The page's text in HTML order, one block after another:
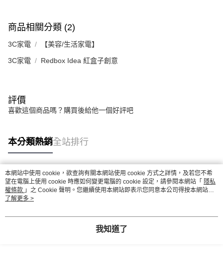
商品相關分類 (2)
3C家電 【美容/生活家電】
3C家電 Redbox Idea 紅盒子創意
評價
喜歡這個商品嗎？購買後給他一個好評吧
本分類熱銷全站排行
熱門標籤
本網站中使用 cookie，欲查詢有關本網站使用 cookie 方式之詳情，及若您不希
望在電腦上使用 cookie 時應如何變更電腦的 cookie 設定，請參閱本網站「 隱私
權條款 」之 Cookie 聲明。您繼續使用本網站即表示您同意本公司得按本網站使
用條款之 Cookie 聲明使用 cookie。
了解更多 >
我知道了